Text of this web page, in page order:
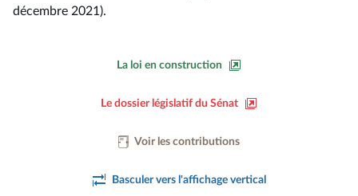
décembre 2021).
La loi en construction
Le dossier législatif du Sénat
Voir les contributions
Basculer vers l'affichage vertical